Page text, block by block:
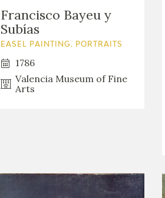
Francisco Bayeu y
Subías
EASEL PAINTING. PORTRAITS
1786
Valencia Museum of Fine
Arts